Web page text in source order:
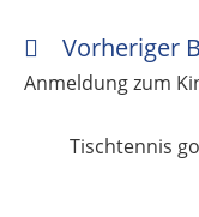
Vorheriger
Anmeldung zum
Tischtennis